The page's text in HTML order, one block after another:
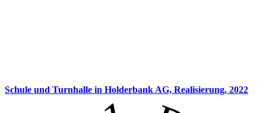
Schule und Turnhalle in Holderbank AG, Realisierung, 2022